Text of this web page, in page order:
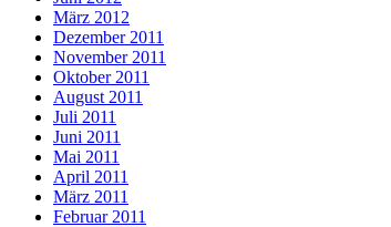
März 2012
Dezember 2011
November 2011
Oktober 2011
August 2011
Juli 2011
Juni 2011
Mai 2011
April 2011
März 2011
Februar 2011